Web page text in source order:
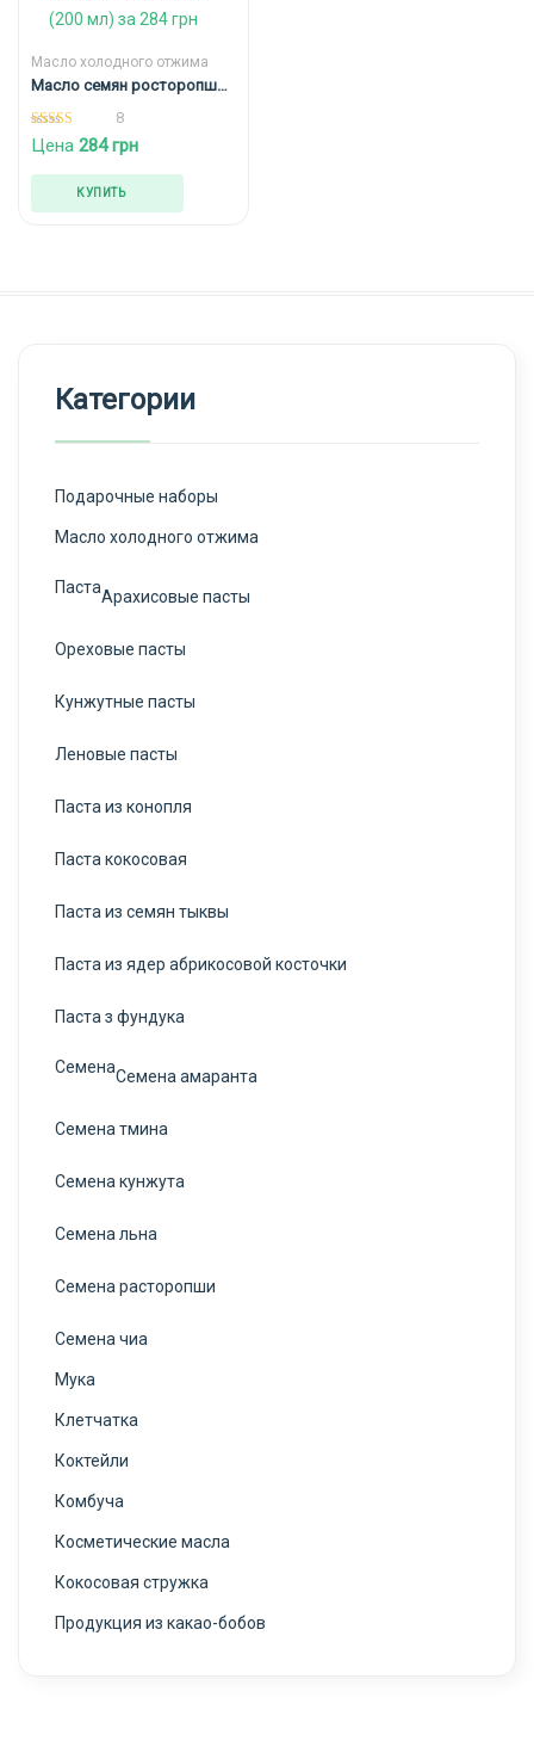
Масло холодного отжима
Масло семян росторопши
5.00
из 5
8
Цена 284грн
КУПИТЬ
Категории
Подарочные наборы
Масло холодного отжима
ПастаАрахисовые пасты
Ореховые пасты
Кунжутные пасты
Леновые пасты
Паста из конопля
Паста кокосовая
Паста из семян тыквы
Паста из ядер абрикосовой косточки
Паста з фундука
СеменаСемена амаранта
Семена тмина
Семена кунжута
Семена льна
Семена расторопши
Семена чиа
Мука
Клетчатка
Коктейли
Комбуча
Косметические масла
Кокосовая стружка
Продукция из какао-бобов